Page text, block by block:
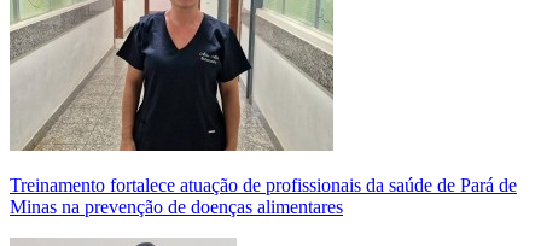
Treinamento fortalece atuação de profissionais da saúde de Pará de
Minas na prevenção de doenças alimentares